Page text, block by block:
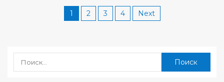
1 2 3 4 Next